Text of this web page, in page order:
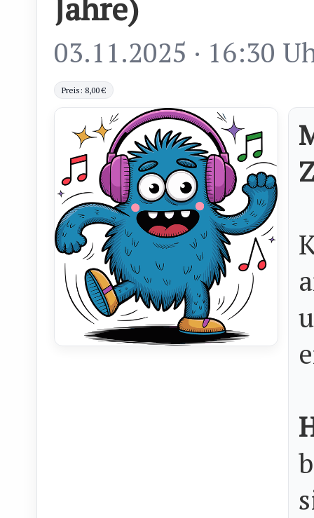
Jahre)
03.11.2025 · 16:30
Preis: 8,00 €